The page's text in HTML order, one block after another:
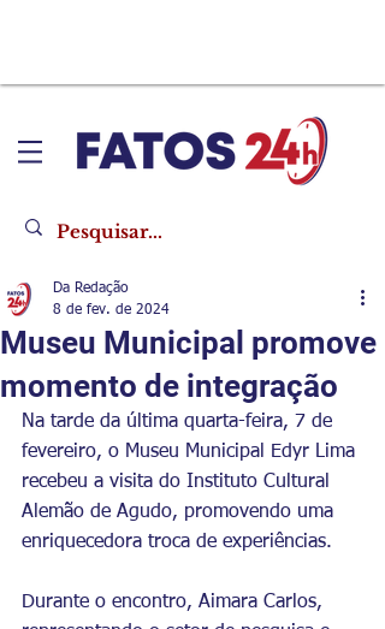
Museu Municipal promove
momento de integração
Da Redação
8 de fev. de 2024
Na tarde da última quarta-feira, 7 de
fevereiro, o Museu Municipal Edyr Lima
recebeu a visita do Instituto Cultural
Alemão de Agudo, promovendo uma
enriquecedora troca de experiências.
Durante o encontro, Aimara Carlos,